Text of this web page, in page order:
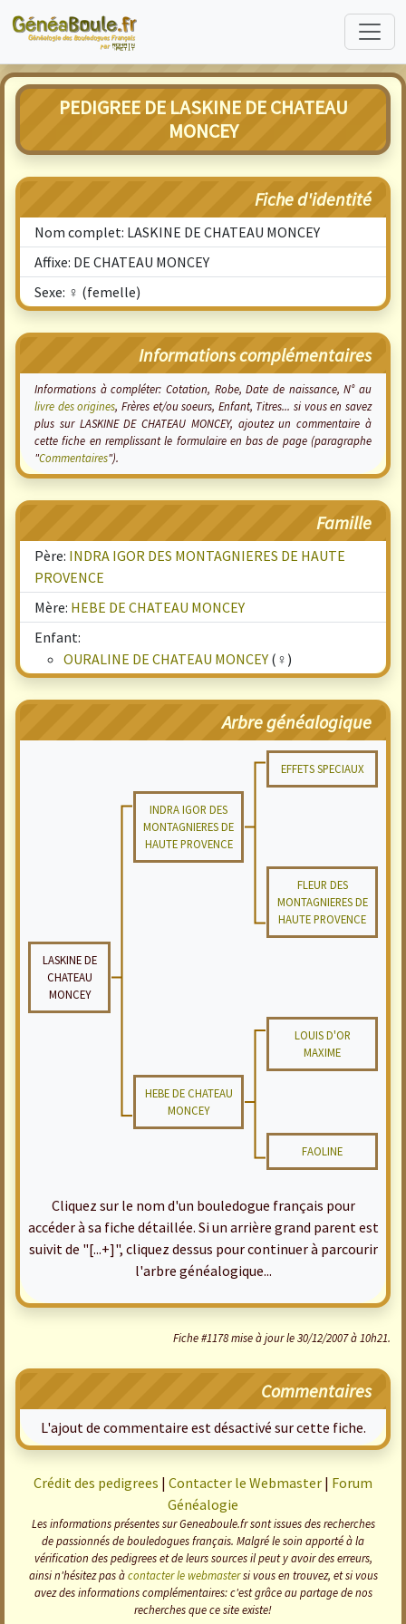
PEDIGREE DE LASKINE DE CHATEAU
MONCEY
Fiche d'identité
Nom complet: LASKINE DE CHATEAU MONCEY
Affixe: DE CHATEAU MONCEY
Sexe: ♀ (femelle)
Informations complémentaires
Informations à compléter: Cotation, Robe, Date de naissance, N° au
livre des origines, Frères et/ou soeurs, Enfant, Titres... si vous en savez
plus sur LASKINE DE CHATEAU MONCEY, ajoutez un commentaire à
cette fiche en remplissant le formulaire en bas de page (paragraphe
"Commentaires").
Famille
Père: INDRA IGOR DES MONTAGNIERES DE HAUTE
PROVENCE
Mère: HEBE DE CHATEAU MONCEY
Enfant:
OURALINE DE CHATEAU MONCEY (♀)
Arbre généalogique
EFFETS SPECIAUX
INDRA IGOR DES
MONTAGNIERES DE
HAUTE PROVENCE
FLEUR DES
MONTAGNIERES DE
HAUTE PROVENCE
LASKINE DE
CHATEAU
MONCEY
LOUIS D'OR
MAXIME
HEBE DE CHATEAU
MONCEY
FAOLINE
Cliquez sur le nom d'un bouledogue français pour
accéder à sa fiche détaillée. Si un arrière grand parent est
suivit de "[...+]", cliquez dessus pour continuer à parcourir
l'arbre généalogique...
Fiche #1178 mise à jour le 30/12/2007 à 10h21.
Commentaires
L'ajout de commentaire est désactivé sur cette fiche.
Crédit des pedigrees | Contacter le Webmaster | Forum
Généalogie
Les informations présentes sur Geneaboule.fr sont issues des recherches
de passionnés de bouledogues français. Malgré le soin apporté à la
vérification des pedigrees et de leurs sources il peut y avoir des erreurs,
ainsi n'hésitez pas àcontacter le webmastersi vous en trouvez, et si vous
avez des informations complémentaires: c'est grâce au partage de nos
recherches que ce site existe!